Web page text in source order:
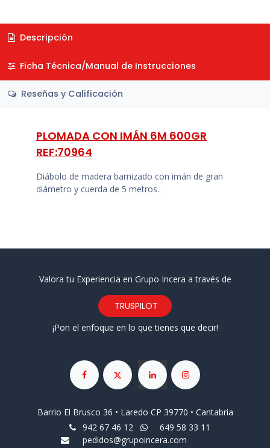
Descripción
Ficha Técnica/Manual de Instrucciones
Reseñas y Calificación
PLOMADA CON IMÁN 6M 600GR
REF:70964
Diábolo de madera barnizado con imán de gran
diámetro y cuerda de 5 metros..
Valora tu Experiencia en Grupo Incera a través de
TRUSPILOT
¡Pon el enfoque en lo que tienes que decir!
Barrio El Brusco 36 • Laredo CP 39770 • Cantabria
942 67 46 12
649 58 33 11
pedidos@grupoincera.com